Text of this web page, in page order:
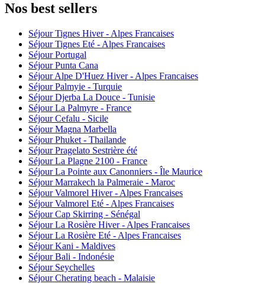
Nos best sellers
Séjour Tignes Hiver - Alpes Francaises
Séjour Tignes Eté - Alpes Francaises
Séjour Portugal
Séjour Punta Cana
Séjour Alpe D'Huez Hiver - Alpes Francaises
Séjour Palmyie - Turquie
Séjour Djerba La Douce - Tunisie
Séjour La Palmyre - France
Séjour Cefalu - Sicile
Séjour Magna Marbella
Séjour Phuket - Thailande
Séjour Pragelato Sestrière été
Séjour La Plagne 2100 - France
Séjour La Pointe aux Canonniers - Île Maurice
Séjour Marrakech la Palmeraie - Maroc
Séjour Valmorel Hiver - Alpes Francaises
Séjour Valmorel Eté - Alpes Francaises
Séjour Cap Skirring - Sénégal
Séjour La Rosière Hiver - Alpes Francaises
Séjour La Rosière Eté - Alpes Francaises
Séjour Kani - Maldives
Séjour Bali - Indonésie
Séjour Seychelles
Séjour Cherating beach - Malaisie